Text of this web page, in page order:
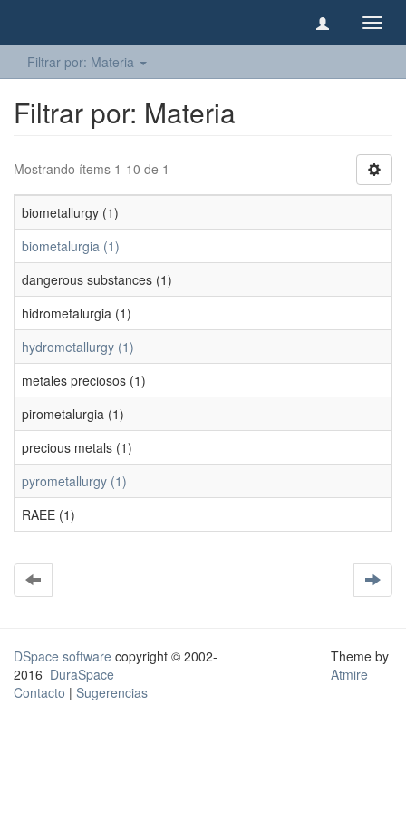
Filtrar por: Materia
Filtrar por: Materia
Mostrando ítems 1-10 de 1
biometallurgy (1)
biometalurgia (1)
dangerous substances (1)
hidrometalurgia (1)
hydrometallurgy (1)
metales preciosos (1)
pirometalurgia (1)
precious metals (1)
pyrometallurgy (1)
RAEE (1)
DSpace software copyright © 2002-
2016 DuraSpace
Contacto | Sugerencias
Theme by
Atmire